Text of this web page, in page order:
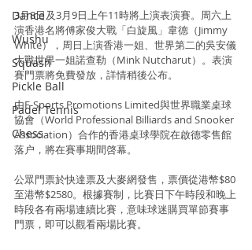
Dance
Wushu
Squash
Pickle Ball
Padel Tennis
Chess
3月8日及3月9日上午11時將上演表演賽。周六上
演香港名將傅家俊大戰「白旋風」韋德（Jimmy
White），周日上演香港一姐、世界第二的吳安儀
大戰世界一姐諾查勒（Mink Nutcharut）。表演
賽門票將免費發放，詳情稍後公布。
由F-Sports Promotions Limited與世界職業桌球
協會（World Professional Billiards and Snooker
Association）合作的香港桌球學院在啟德零售館
落户，將在賽事期間啓幕。
公眾門票於快達票及大麥網發售，票價從港幣$80
至港幣$2580。根據賽制，比賽日下午時段和晚上
時段各有兩場連續比賽，意味球迷購買單節賽事
門票，即可以觀看兩場比賽。